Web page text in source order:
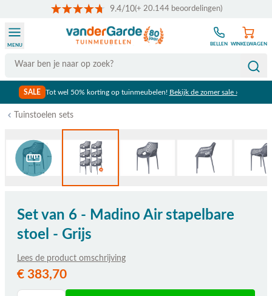
9.4/10(+ 20.144 beoordelingen)
Search
MENU BELLEN WINKELWAGEN
SALE Tot wel 50% korting op tuinmeubelen! Bekijk de zomer sale ›
Tuinstoelen sets
Set van 6 - Madino Air stapelbare
stoel - Grijs
Lees de product omschrijving
De prijs is afhankelijk van de gekozen opties
€ 383,70